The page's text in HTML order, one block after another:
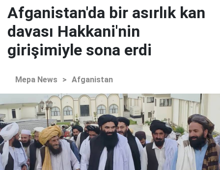
Afganistan'da bir asırlık kan
davası Hakkani'nin
girişimiyle sona erdi
Mepa News > Afganistan